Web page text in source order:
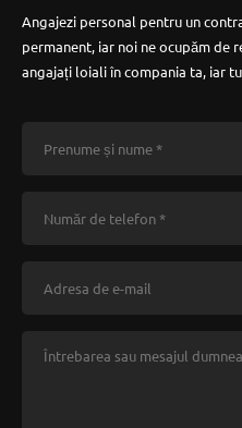
Angajezi personal pentru un
permanent, iar noi ne ocupăm de
angajați loiali în compania ta, iar